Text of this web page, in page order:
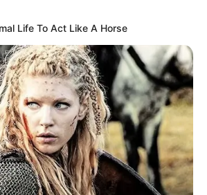
28.05.2026, 09:39
Azərbaycandakı Nümayəndəliyi
– Müstəqlillik Günü münasibətilə
Life To Act Like A Horse